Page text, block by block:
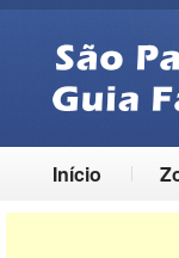
Início